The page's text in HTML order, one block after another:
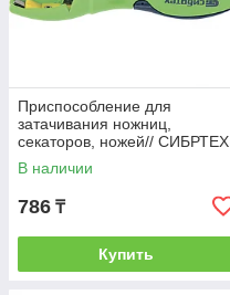
Приспособление для
затачивания ножниц,
секаторов, ножей// СИБРТЕХ
В наличии
786 ₸
Купить